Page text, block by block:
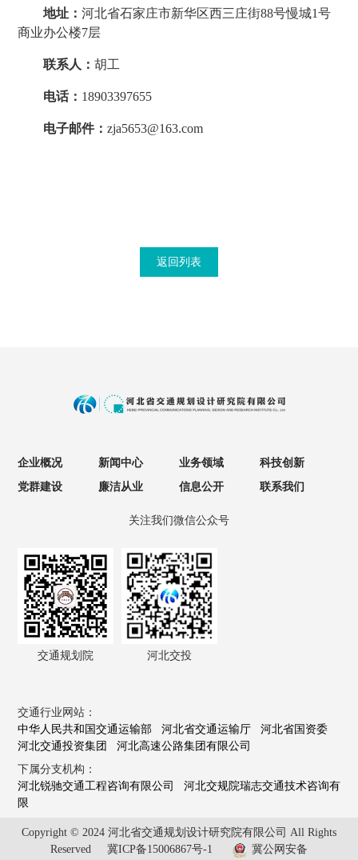
地址： 河北省石家庄市新华区西三庄街88号慢城1号
商业办公楼7层
联系人： 胡工
电话： 18903397655
电子邮件： zja5653@163.com
返回列表
企业概况 新闻中心 业务领域
科技创新
党群建设
廉洁从业 信息公开 联系我们
关注我们微信公众号
交通规划院 河北交投
交通行业网站：
中华人民共和国交通运输部
河北省交通运输厅
河北省国资委
河北交通投资集团
河北高速公路集团有限公司
下属分支机构：
河北锐驰交通工程咨询有限公司
河北交规院瑞志交通技术咨询有
限
Copyright © 2024 河北省交通规划设计研究院有限公司 All Rights
Reserved 冀ICP备15006867号-1 冀公网安备